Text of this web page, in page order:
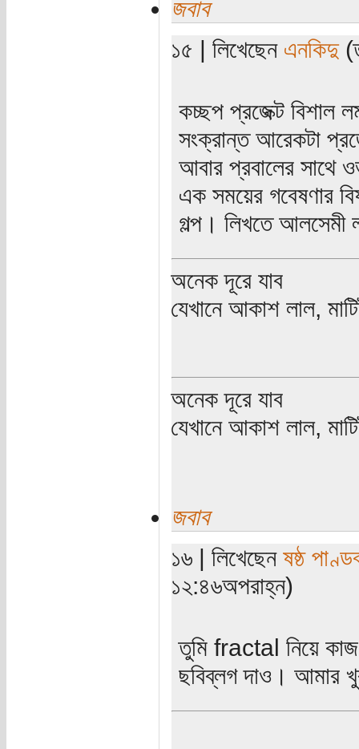
জবাব
১৫ | লিখেছেন এনকিদু
কচ্ছপ প্রজেক্ট বিশাল
সংক্রান্ত আরেকটা
আবার প্রবালের সাথে
এক সময়ের গবেষণার
গল্প। লিখতে আলসেমী
অনেক দূরে যাব
যেখানে আকাশ লাল,
অনেক দূরে যাব
যেখানে আকাশ লাল,
জবাব
১৬ | লিখেছেনষষ্ঠ
১২:৪৬অপরাহ্ন)
তুমি fractal নিয়ে
ছবিব্লগ দাও। আমার